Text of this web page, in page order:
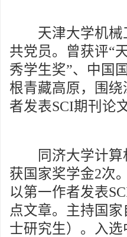
天津大学机械工
共党员。曾获评“
秀学生奖”、中国
根青藏高原，围
者发表SCI期刊论
同济大学计算机
获国家奖学金2次
以第一作者发表
点文章。主持国
士研究生）。入